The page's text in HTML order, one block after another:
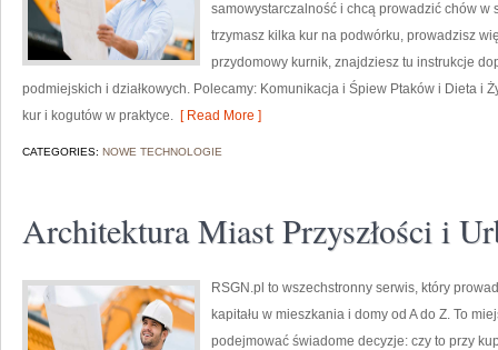
samowystarczalność i chcą prowadzić chów w
trzymasz kilka kur na podwórku, prowadzisz
przydomowy kurnik, znajdziesz tu instrukcje
podmiejskich i działkowych. Polecamy: Komunikacja i Śpiew Ptaków i Dieta i
kur i kogutów w praktyce. [ Read More ]
CATEGORIES: NOWE TECHNOLOGIE
Architektura Miast Przyszłości i
RSGN.pl to wszechstronny serwis, który
kapitału w mieszkania i domy od A do Z. To
podejmować świadome decyzje: czy to przy